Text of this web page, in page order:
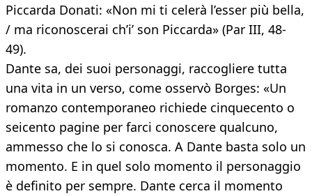
Piccarda Donati: «Non mi ti celerà l’esser più bella,
/ ma riconoscerai ch’i’ son Piccarda» (Par III, 48-
49).
Dante sa, dei suoi personaggi, raccogliere tutta
una vita in un verso, come osservò Borges: «Un
romanzo contemporaneo richiede cinquecento o
seicento pagine per farci conoscere qualcuno,
ammesso che lo si conosca. A Dante basta solo un
momento. E in quel solo momento il personaggio
è definito per sempre. Dante cerca il momento